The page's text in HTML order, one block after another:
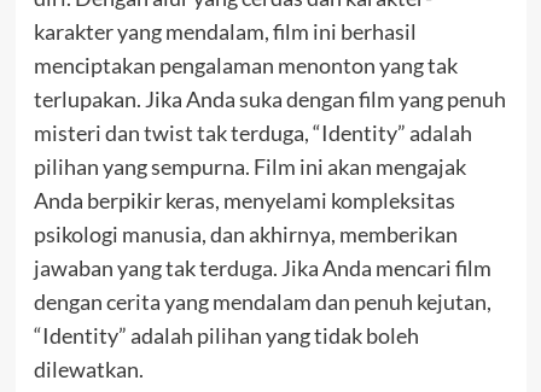
karakter yang mendalam, film ini berhasil
menciptakan pengalaman menonton yang tak
terlupakan. Jika Anda suka dengan film yang penuh
misteri dan twist tak terduga, “Identity” adalah
pilihan yang sempurna. Film ini akan mengajak
Anda berpikir keras, menyelami kompleksitas
psikologi manusia, dan akhirnya, memberikan
jawaban yang tak terduga. Jika Anda mencari film
dengan cerita yang mendalam dan penuh kejutan,
“Identity” adalah pilihan yang tidak boleh
dilewatkan.